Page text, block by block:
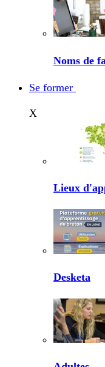
Noms de
Se former
X
Lieux
Desketa